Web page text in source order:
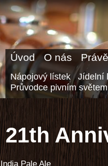
Úvod O nás
Nápojový lístek
Jídelní
Průvodce pivním světem
Pale Ale